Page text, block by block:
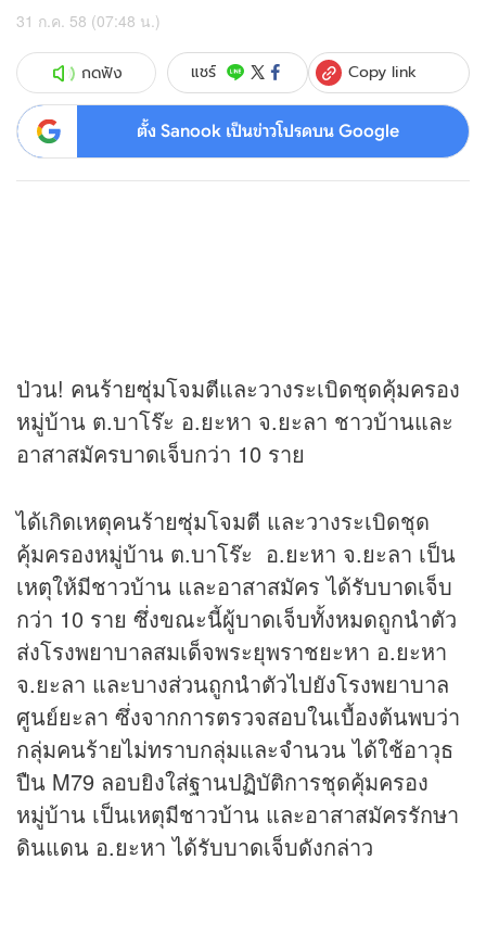
31 ก.ค. 58 (07:48 น.)
กดฟัง แชร์ Copy link
ตั้ง Sanook เป็นข่าวโปรดบน Google
ป่วน! คนร้ายซุ่มโจมตีและวางระเบิดชุดคุ้มครอง
หมู่บ้าน ต.บาโร๊ะ อ.ยะหา จ.ยะลา ชาวบ้านและ
อาสาสมัครบาดเจ็บกว่า 10 ราย
ได้เกิดเหตุคนร้ายซุ่มโจมตี และวางระเบิดชุด
คุ้มครองหมู่บ้าน ต.บาโร๊ะ อ.ยะหา จ.ยะลา เป็น
เหตุให้มีชาวบ้าน และอาสาสมัคร ได้รับบาดเจ็บ
กว่า 10 ราย ซึ่งขณะนี้ผู้บาดเจ็บทั้งหมดถูกนำตัว
ส่งโรงพยาบาลสมเด็จพระยุพราชยะหา อ.ยะหา
จ.ยะลา และบางส่วนถูกนำตัวไปยังโรงพยาบาล
ศูนย์ยะลา ซึ่งจากการตรวจสอบในเบื้องต้นพบว่า
กลุ่มคนร้ายไม่ทราบกลุ่มและจำนวน ได้ใช้อาวุธ
ปืน M79 ลอบยิงใส่ฐานปฏิบัติการชุดคุ้มครอง
หมู่บ้าน เป็นเหตุมีชาวบ้าน และอาสาสมัครรักษา
ดินแดน อ.ยะหา ได้รับบาดเจ็บดังกล่าว